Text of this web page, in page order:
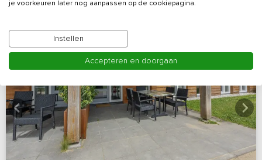
je voorkeuren later nog aanpassen op de cookiepagina.
Instellen
Accepteren en doorgaan